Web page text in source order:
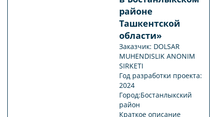
районе
Ташкентской
области»
Заказчик: DOLSAR
MUHENDISLIK ANONIM
SIRKETI
Год разработки проекта:
2024
Город:Бостанлыкский
район
Краткое описание